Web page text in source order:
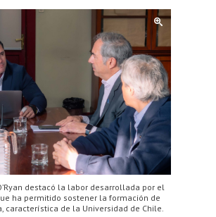
destacó la labor desarrollada por el
ha permitido sostener la formación de
característica de la Universidad de Chile.